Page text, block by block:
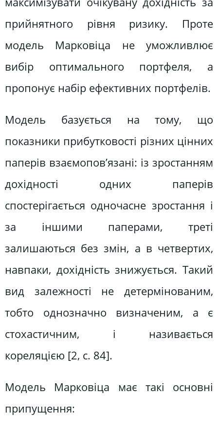
прийнятного рівня ризику. Проте
модель Марковіца не уможливлює
вибір оптимального портфеля, а
пропонує набір ефективних портфелів.
Модель базується на тому, що
показники прибутковості різних цінних
паперів взаємопов’язані: із зростанням
дохідності одних паперів
спостерігається одночасне зростання і
за іншими паперами, треті
залишаються без змін, а в четвертих,
навпаки, дохідність знижується. Такий
вид залежності не детермінованим,
тобто однозначно визначеним, а є
стохастичним, і називається
кореляцією [2, c. 84].
Модель Марковіца має такі основні
припущення: